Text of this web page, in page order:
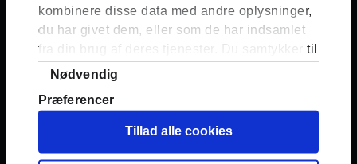
kombinere disse data med andre oplysninger,
du har givet dem, eller som de har indsamlet
fra din brug af deres tjenester. Du samtykker til
vores cookies, hvis du fortsætter med at
Samtykkevalg
Nødvendig
Præferencer
Marketing
Tillad alle cookies
Svar fra rådgiverHej Sofia Først og
lange svartid. Det lyder virkelig
frustrerende, at du ikke kan få adgang til
hverken din fornite-konto eller din epic-
konto. Jeg vil anbefale dig at gå ind og